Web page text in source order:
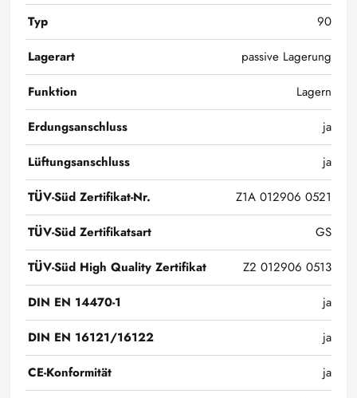
Typ
90
Lagerart
passive Lagerung
Funktion
Lagern
Erdungsanschluss
ja
Lüftungsanschluss
ja
TÜV-Süd Zertifikat-Nr.
Z1A 012906 0521
TÜV-Süd Zertifikatsart
GS
TÜV-Süd High Quality Zertifikat
Z2 012906 0513
DIN EN 14470-1
ja
DIN EN 16121/16122
ja
CE-Konformität
ja